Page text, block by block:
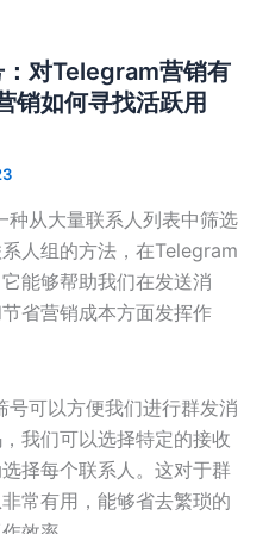
对Telegram营销有
销如何寻找活跃用
种从大量联系人列表中筛选
人组的方法，在Telegram
能够帮助我们在发送消
省营销成本方面发挥作
可以方便我们进行群发消
我们可以选择特定的接收
择每个联系人。这对于群
常有用，能够省去繁琐的